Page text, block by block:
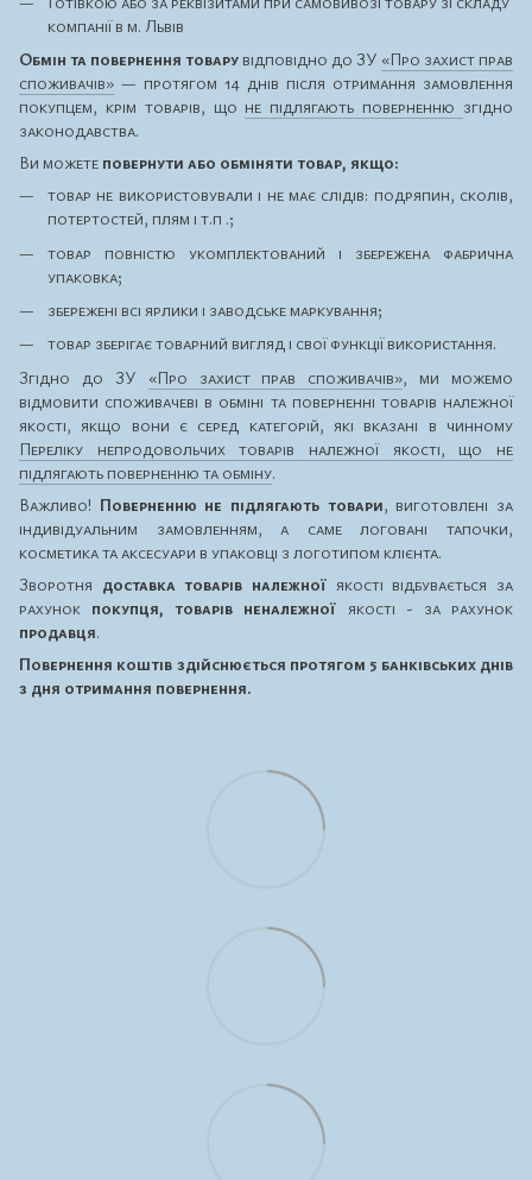
компанії в м. Львів
Обмін та повернення товару відповідно до ЗУ «Про захист прав
споживачів» — протягом 14 днів після отримання замовлення
покупцем, крім товарів, що не підлягають поверненню згідно
законодавства.
Ви можете повернути або обміняти товар, якщо:
товар не використовували і не має слідів: подряпин, сколів,
потертостей, плям і т.п .;
товар повністю укомплектований і збережена фабрична
упаковка;
збережені всі ярлики і заводське маркування;
товар зберігає товарний вигляд і свої функції використання.
Згідно до ЗУ «Про захист прав споживачів», ми можемо
відмовити споживачеві в обміні та поверненні товарів належної
якості, якщо вони є серед категорій, які вказані в чинному
Переліку непродовольчих товарів належної якості, що не
підлягають поверненню та обміну.
Важливо! Поверненню не підлягають товари, виготовлені за
індивідуальним замовленням, а саме логовані тапочки,
косметика та аксесуари в упаковці з логотипом клієнта.
Зворотня доставка товарів належної якості відбувається за
рахунок покупця, товарів неналежної якості - за рахунок
продавця.
Повернення коштів здійснюється протягом 5 банківських днів
з дня отримання повернення.